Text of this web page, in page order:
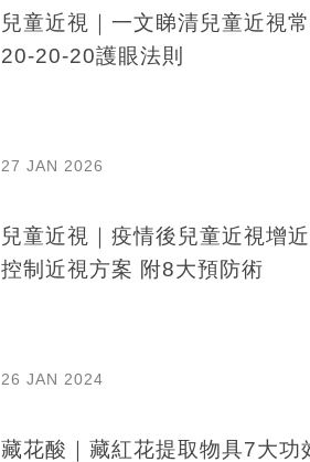
兒童近視｜一文睇清兒童近視
20-20-20護眼法則
27 JAN 2026
兒童近視｜疫情後兒童近視增
控制近視方案 附8大預防術
26 JAN 2024
藏花酸｜藏紅花提取物具7大功